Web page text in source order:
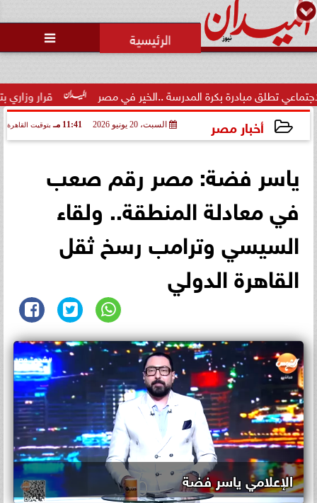

قرار وزاري بتكليف مبادرة بكرة المدرسة ..الخير في مصر
أخبار مصر السبت، 20 يونيو 2026 11:41 مـ بتوقيت القاهرة
ياسر فضة: مصر رقم صعب
في معادلة المنطقة.. ولقاء
السيسي وترامب رسخ ثقل
القاهرة الدولي
الإعلامي ياسر فضة